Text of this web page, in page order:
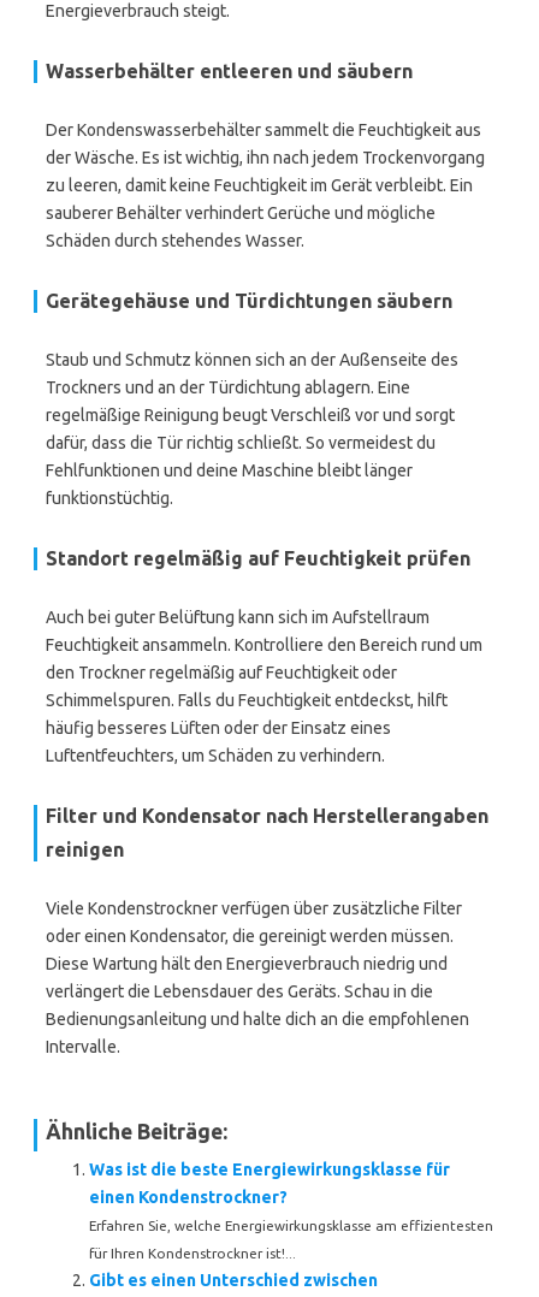
Energieverbrauch steigt.
Wasserbehälter entleeren und säubern
Der Kondenswasserbehälter sammelt die Feuchtigkeit aus
der Wäsche. Es ist wichtig, ihn nach jedem Trockenvorgang
zu leeren, damit keine Feuchtigkeit im Gerät verbleibt. Ein
sauberer Behälter verhindert Gerüche und mögliche
Schäden durch stehendes Wasser.
Gerätegehäuse und Türdichtungen säubern
Staub und Schmutz können sich an der Außenseite des
Trockners und an der Türdichtung ablagern. Eine
regelmäßige Reinigung beugt Verschleiß vor und sorgt
dafür, dass die Tür richtig schließt. So vermeidest du
Fehlfunktionen und deine Maschine bleibt länger
funktionstüchtig.
Standort regelmäßig auf Feuchtigkeit prüfen
Auch bei guter Belüftung kann sich im Aufstellraum
Feuchtigkeit ansammeln. Kontrolliere den Bereich rund um
den Trockner regelmäßig auf Feuchtigkeit oder
Schimmelspuren. Falls du Feuchtigkeit entdeckst, hilft
häufig besseres Lüften oder der Einsatz eines
Luftentfeuchters, um Schäden zu verhindern.
Filter und Kondensator nach Herstellerangaben
reinigen
Viele Kondenstrockner verfügen über zusätzliche Filter
oder einen Kondensator, die gereinigt werden müssen.
Diese Wartung hält den Energieverbrauch niedrig und
verlängert die Lebensdauer des Geräts. Schau in die
Bedienungsanleitung und halte dich an die empfohlenen
Intervalle.
Ähnliche Beiträge:
Was ist die beste Energiewirkungsklasse für
einen Kondenstrockner?
Erfahren Sie, welche Energiewirkungsklasse am effizientesten
für Ihren Kondenstrockner ist!...
Gibt es einen Unterschied zwischen